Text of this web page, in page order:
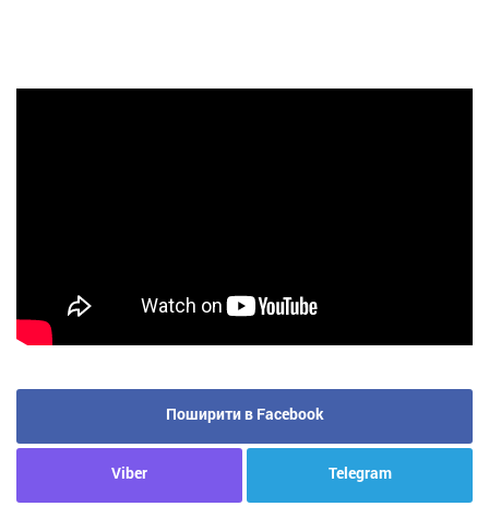
Поширити в Facebook
Viber Telegram